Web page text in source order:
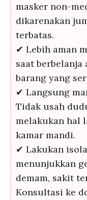
masker non-
dikarenakan
terbatas.
✔ Lebih aman
saat
barang yang
✔ Langsung
Tidak usah
melakukan hal
kamar mandi.
✔ Lakukan
menunjukkan
demam, sakit
Konsultasi ke